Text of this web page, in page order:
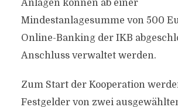
Anlagen können ab einer
Mindestanlagesumme von 500
Online-Banking der IKB
Anschluss verwaltet werden.
Zum Start der Kooperation
Festgelder von zwei